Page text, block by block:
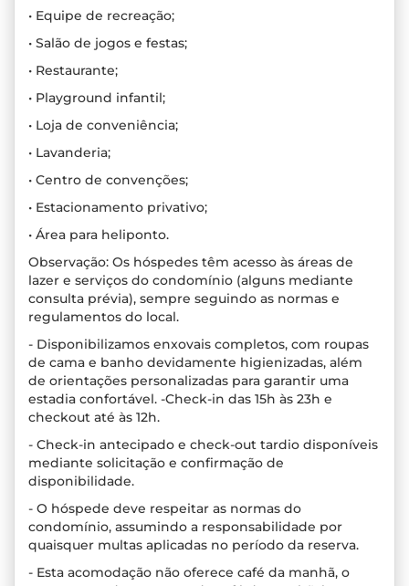
• Equipe de recreação;
• Salão de jogos e festas;
• Restaurante;
• Playground infantil;
• Loja de conveniência;
• Lavanderia;
• Centro de convenções;
• Estacionamento privativo;
• Área para heliponto.
Observação: Os hóspedes têm acesso às áreas de
lazer e serviços do condomínio (alguns mediante
consulta prévia), sempre seguindo as normas e
regulamentos do local.
- Disponibilizamos enxovais completos, com roupas
de cama e banho devidamente higienizadas, além
de orientações personalizadas para garantir uma
estadia confortável. -Check-in das 15h às 23h e
checkout até às 12h.
- Check-in antecipado e check-out tardio disponíveis
mediante solicitação e confirmação de
disponibilidade.
- O hóspede deve respeitar as normas do
condomínio, assumindo a responsabilidade por
quaisquer multas aplicadas no período da reserva.
- Esta acomodação não oferece café da manhã, o